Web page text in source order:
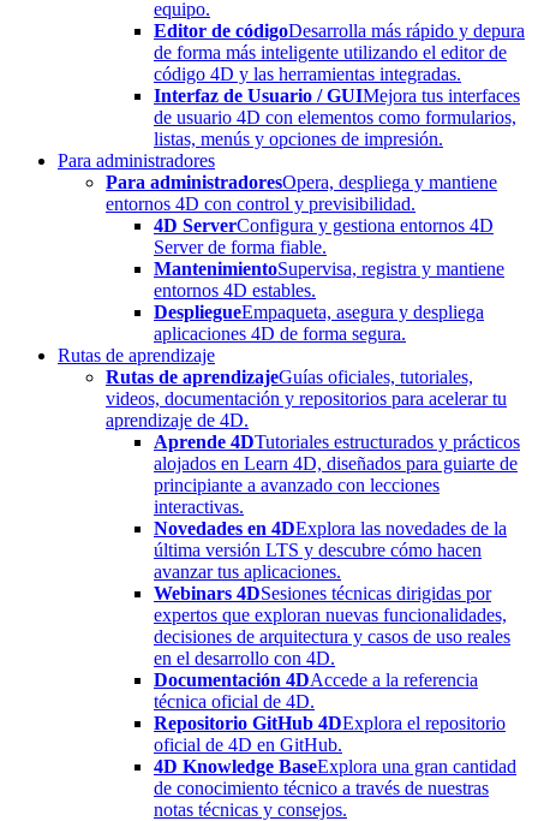
equipo.
Editor de códigoDesarrolla más rápido y depura
de forma más inteligente utilizando el editor de
código 4D y las herramientas integradas.
Interfaz de Usuario / GUIMejora tus interfaces
de usuario 4D con elementos como formularios,
listas, menús y opciones de impresión.
Para administradores
Para administradoresOpera, despliega y mantiene
entornos 4D con control y previsibilidad.
4D ServerConfigura y gestiona entornos 4D
Server de forma fiable.
MantenimientoSupervisa, registra y mantiene
entornos 4D estables.
DespliegueEmpaqueta, asegura y despliega
aplicaciones 4D de forma segura.
Rutas de aprendizaje
Rutas de aprendizajeGuías oficiales, tutoriales,
videos, documentación y repositorios para acelerar tu
aprendizaje de 4D.
Aprende 4DTutoriales estructurados y prácticos
alojados en Learn 4D, diseñados para guiarte de
principiante a avanzado con lecciones
interactivas.
Novedades en 4DExplora las novedades de la
última versión LTS y descubre cómo hacen
avanzar tus aplicaciones.
Webinars 4DSesiones técnicas dirigidas por
expertos que exploran nuevas funcionalidades,
decisiones de arquitectura y casos de uso reales
en el desarrollo con 4D.
Documentación 4DAccede a la referencia
técnica oficial de 4D.
Repositorio GitHub 4DExplora el repositorio
oficial de 4D en GitHub.
4D Knowledge BaseExplora una gran cantidad
de conocimiento técnico a través de nuestras
notas técnicas y consejos.